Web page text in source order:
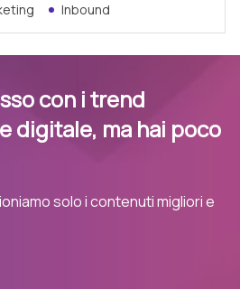
Inbound
con i trend
digitale, ma hai poco
solo i contenuti migliori e